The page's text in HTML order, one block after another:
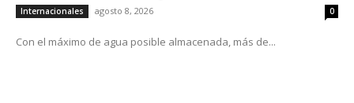
Internacionales agosto 8, 2026 0
Con el máximo de agua posible almacenada, más de...